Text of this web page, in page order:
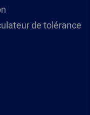
de tolérance